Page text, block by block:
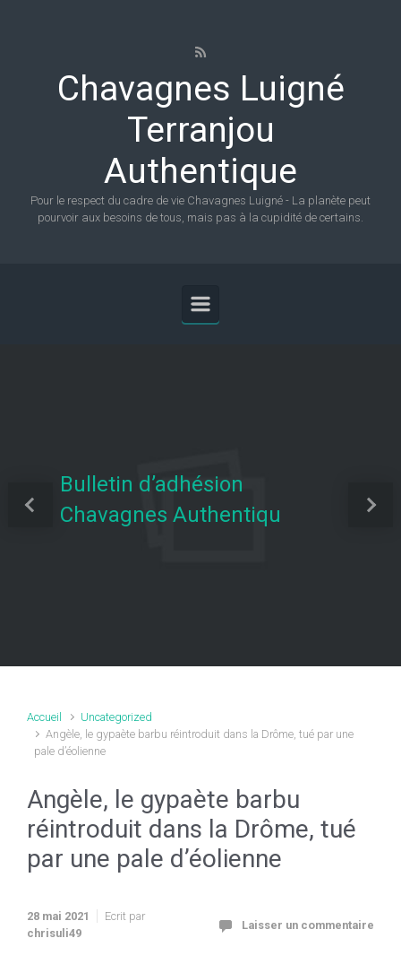
Chavagnes Luigné
Terranjou
Authentique
Pour le respect du cadre de vie Chavagnes Luigné - La planète peut
pourvoir aux besoins de tous, mais pas à la cupidité de certains.
Bulletin d’adhésion
Chavagnes Authentiqu
Previous Next
Accueil
Uncategorized
Angèle, le gypaète barbu réintroduit dans la Drôme, tué par une
pale d’éolienne
Angèle, le gypaète barbu
réintroduit dans la Drôme, tué
par une pale d’éolienne
28 mai 2021
Ecrit par
chrisuli49
Laisser un commentaire